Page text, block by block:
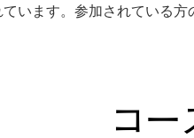
います。参加されている方
コー